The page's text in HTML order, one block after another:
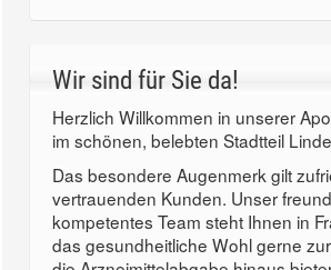
Wir sind für Sie da!
Herzlich Willkommen in unserer
im schönen, belebten Stadtteil
Das besondere Augenmerk gilt
vertrauenden Kunden. Unser
kompetentes Team steht Ihnen in
das gesundheitliche Wohl gerne